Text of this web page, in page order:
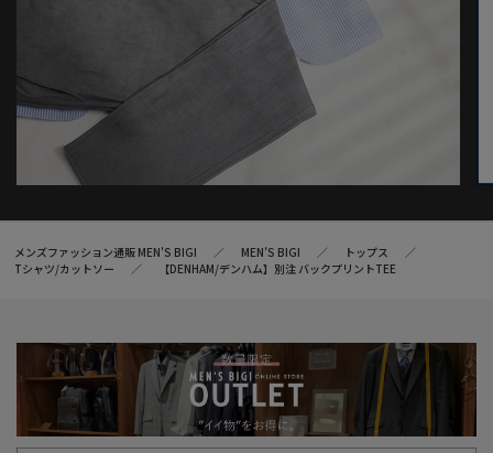
メンズファッション通販 MEN'S BIGI MEN’S BIGI
トップス
Tシャツ/カットソー
【DENHAM/デンハム】別注 バックプリントTEE